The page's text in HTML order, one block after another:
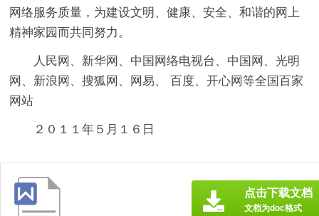
网络服务质量，为建设文明、健康、安全、和谐的网上
精神家园而共同努力。
人民网、新华网、中国网络电视台、中国网、光明
网、新浪网、搜狐网、网易、 百度、开心网等全国百家
网站
２０１１年５月１６日
点击下载文档
文档为doc格式